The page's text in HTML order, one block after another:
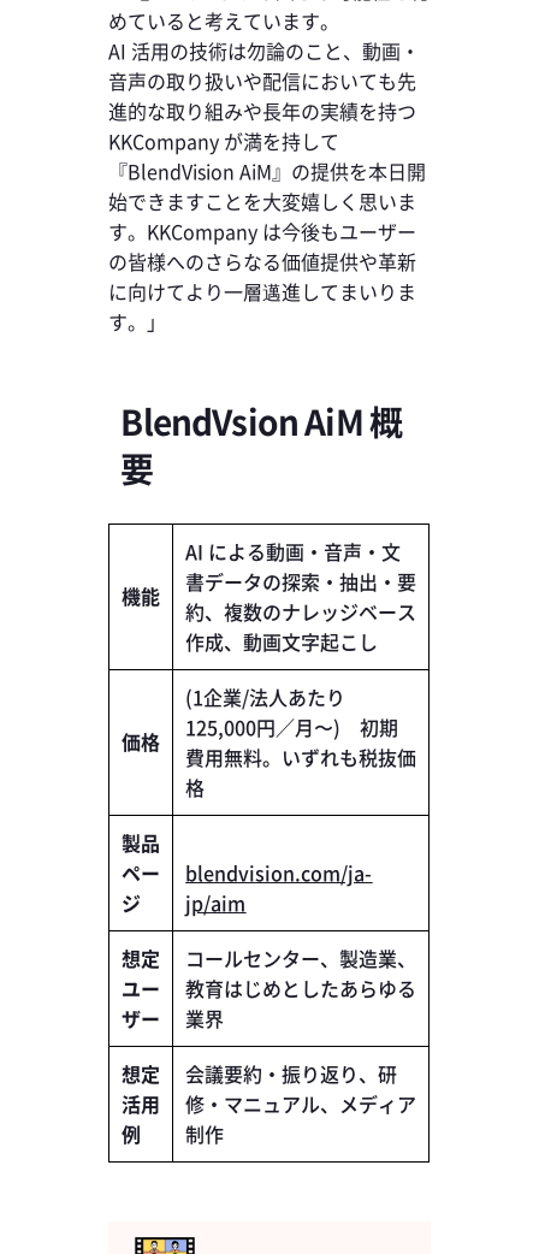
めていると考えています。
AI 活用の技術は勿論のこと、動画・
音声の取り扱いや配信においても先
進的な取り組みや長年の実績を持つ
KKCompany が満を持して
『BlendVision AiM』の提供を本日開
始できますことを大変嬉しく思いま
す。KKCompany は今後もユーザー
の皆様へのさらなる価値提供や革新
に向けてより一層邁進してまいりま
す。」
BlendVsion AiM 概
要
機能
AI による動画・音声・文
書データの探索・抽出・要
約、複数のナレッジベース
作成、動画文字起こし
価格
(1企業/法人あたり
125,000円／月〜) 初期
費用無料。いずれも税抜価
格
製品
ペー
ジ
blendvision.com/ja-
jp/aim
想定
ユー
ザー
コールセンター、製造業、
教育はじめとしたあらゆる
業界
想定
活用
例
会議要約・振り返り、研
修・マニュアル、メディア
制作